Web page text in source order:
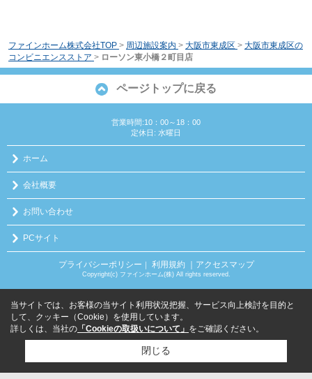
ファインホーム株式会社TOP > 周辺施設案内 > 大阪市東成区 > 大阪市東成区の
コンビニエンスストア > ローソン東小橋２町目店
ページトップに戻る
営業時間:10：00～18：00
定休日: 水曜日
ホーム
会社概要
お問い合わせ
PCサイト
プライバシーポリシー 利用規約 ｜アクセスマップ
Copyright(c) ファインホーム(株) All rights reserved.
当サイトでは、お客様の当サイト利用状況把握、サービス向上検討を目的と
して、クッキー（Cookie）を使用しています。
詳しくは、当社の 「Cookieの取扱いについて」 をご確認ください。
閉じる